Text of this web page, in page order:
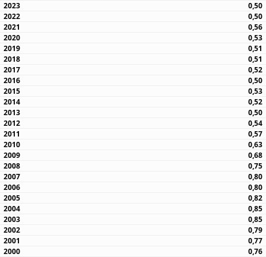
0,50
0,50
0,56
0,53
0,51
0,51
0,52
0,50
0,53
0,52
0,50
0,54
0,57
0,63
0,68
0,75
0,80
0,80
0,82
0,85
0,85
0,79
0,77
0,76